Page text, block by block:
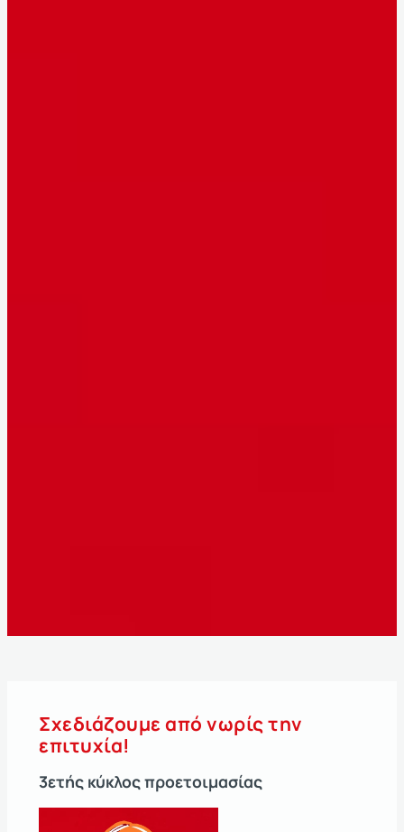
Σχεδιάζουμε από νωρίς την
επιτυχία!
3ετής κύκλος προετοιμασίας